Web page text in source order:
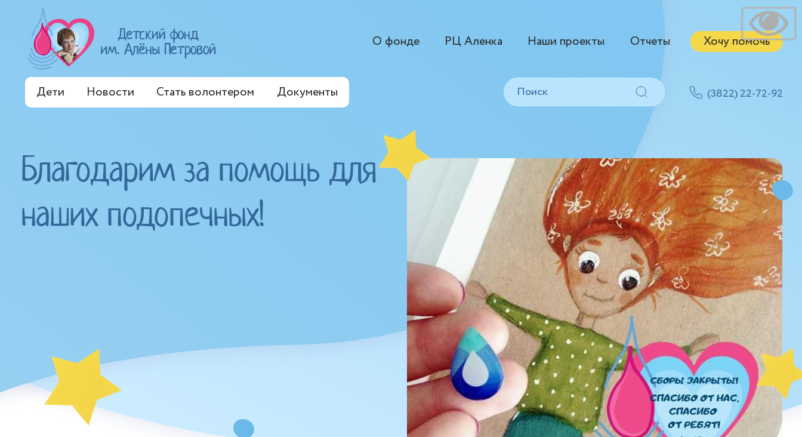
О фонде РЦ Аленка Наши проекты Отчеты Хочу помочь
Дети Новости Стать волонтером Документы (3822) 22-72-92
Благодарим за помощь для
наших подопечных!